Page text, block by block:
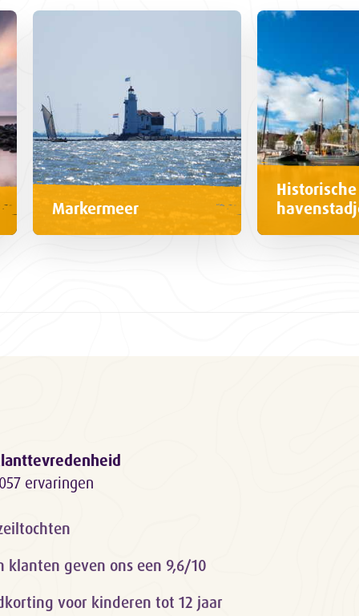
Markermeer
Historische
ervaringen
klanten geven ons een 9,6/10
voor kinderen tot 12 jaar